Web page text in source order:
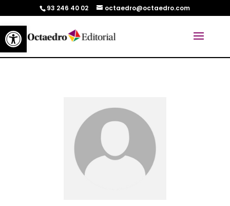
Abrir barra de herramientas
93 246 40 02 octaedro@octaedro.com